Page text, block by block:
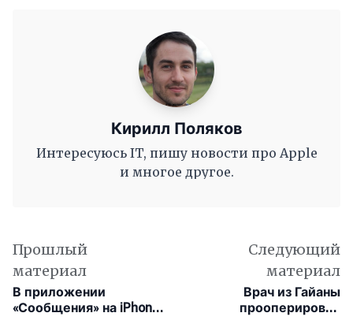
Кирилл Поляков
Интересуюсь IT, пишу новости про Apple
и многое другое.
Прошлый
материал
В приложении
«Сообщения» на iPhone
Следующий
материал
Врач из Гайаны
прооперировал